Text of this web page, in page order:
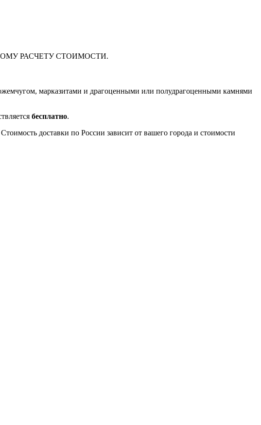
РАСЧЕТУ СТОИМОСТИ.
марказитами и драгоценными или полудрагоценными камнями
бесплатно.
Стоимость доставки по России зависит от вашего города и стоимости